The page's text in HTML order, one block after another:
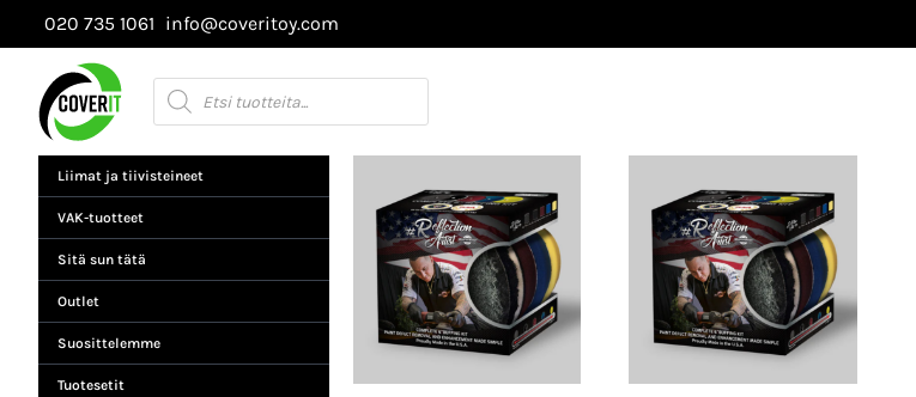
Siirry
sisältöön
020 735 1061 info@coveritoy.com
Products
search
Liimat ja tiivisteineet
VAK-tuotteet
Sitä sun tätä
Outlet
Suosittelemme
Tuotesetit